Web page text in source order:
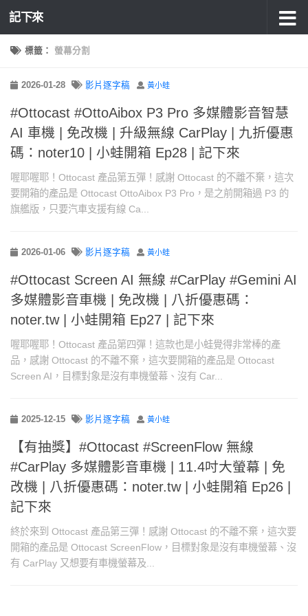
記下來
標籤： 螢幕分割
2026-01-28 影片逐字稿 黃小蛙
#Ottocast #OttoAibox P3 Pro 多媒體影音智慧
AI 車機 | 免改機 | 升級無線 CarPlay | 九折優惠
碼：noter10 | 小蛙開箱 Ep28 | 記下來
喔耶喔耶！Ottocast 產品第五彈！感謝 Ottocast 的不離不棄，這次
要開箱的產品是 Ottocast OttoAibox P3 Pro，是之前開箱過 P3 的
旗艦版，只要汽車支援有線 Ca...
2026-01-06 影片逐字稿 黃小蛙
#Ottocast Screen AI 無線 #CarPlay #Gemini AI
多媒體影音車機 | 免改機 | 八折優惠碼：
noter.tw | 小蛙開箱 Ep27 | 記下來
喔耶喔耶！Ottocast 產品第四彈！這款也是小蛙覺得非常棒的產
品，感謝 Ottocast 的不離不棄，這次要開箱的產品是 Ottocast
Screen AI，目標對象是沒有車機螢幕、沒有 Car...
2025-12-15 影片逐字稿 黃小蛙
【有抽獎】#Ottocast #ScreenFlow 無線
#CarPlay 多媒體影音車機 | 11.4吋大螢幕 | 免
改機 | 八折優惠碼：noter.tw | 小蛙開箱 Ep26 |
記下來
終於來到 Ottocast 產品第三彈！感謝 Ottocast 的不離不棄，這次要
開箱的產品是 Ottocast ScreenFlow，目標對象是沒有車機螢幕、沒
有 CarPlay 又想要有車機螢幕及...